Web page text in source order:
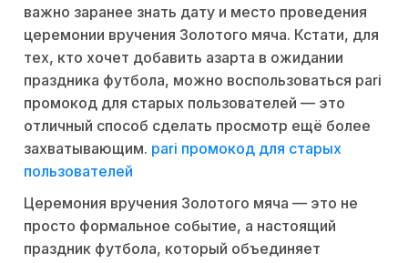
важно заранее знать дату и место проведения
церемонии вручения Золотого мяча. Кстати, для
тех, кто хочет добавить азарта в ожидании
праздника футбола, можно воспользоваться pari
промокод для старых пользователей — это
отличный способ сделать просмотр ещё более
захватывающим. pari промокод для старых
пользователей
Церемония вручения Золотого мяча — это не
просто формальное событие, а настоящий
праздник футбола, который объединяет